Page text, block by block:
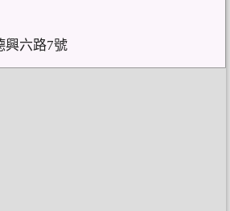
興六路7號